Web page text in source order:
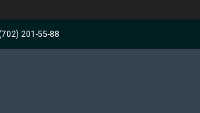
201-55-88